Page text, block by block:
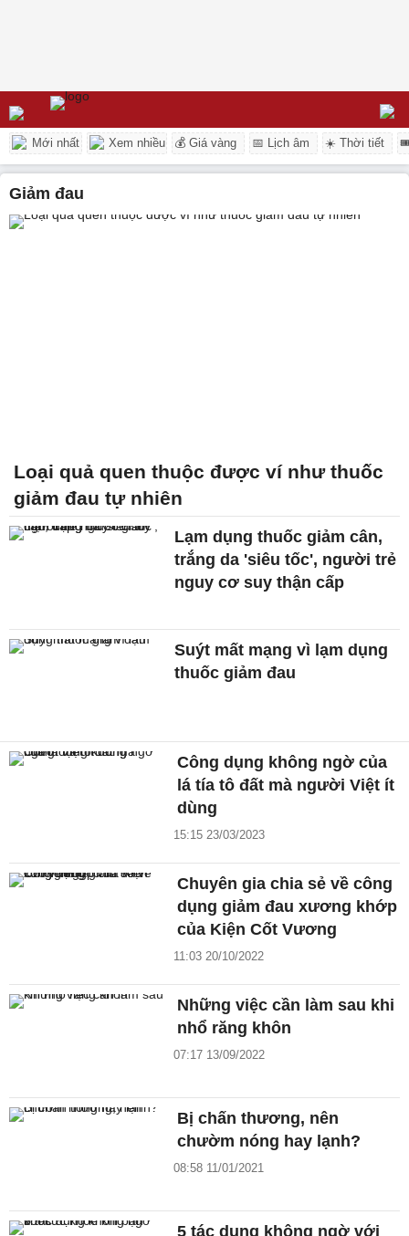
Mới nhất Xem nhiều 💰 Giá vàng 📅 Lịch âm ☀️ Thời tiết
giảm đau
Loại quả quen thuộc được ví như thuốc
giảm đau tự nhiên
Lạm dụng thuốc giảm cân,
trắng da 'siêu tốc', người trẻ
nguy cơ suy thận cấp
Suýt mất mạng vì lạm dụng
thuốc giảm đau
Công dụng không ngờ của
lá tía tô đất mà người Việt ít
dùng
15:15 23/03/2023
Chuyên gia chia sẻ về công
dụng giảm đau xương khớp
của Kiện Cốt Vương
11:03 20/10/2022
Những việc cần làm sau khi
nhổ răng khôn
07:17 13/09/2022
Bị chấn thương, nên
chườm nóng hay lạnh?
08:58 11/01/2021
5 tác dụng không ngờ với